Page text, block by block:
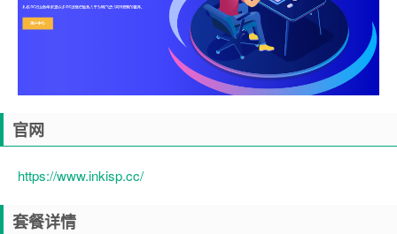
官网
https://www.inkisp.cc/
套餐详情